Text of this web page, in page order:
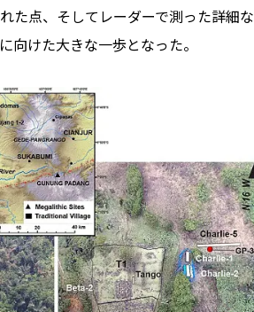
た点、そしてレーダーで測った詳細な
けた大きな一歩となった。